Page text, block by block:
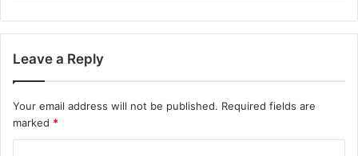
Leave a Reply
Your email address will not be published. Required fields are
marked *